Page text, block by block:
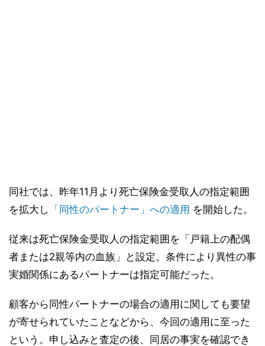
同社では、昨年11月より死亡保険金受取人の指定範囲
を拡大し 「同性のパートナー」への適用 を開始した。
従来は死亡保険金受取人の指定範囲を「戸籍上の配偶
者または2親等内の血族」と設定。条件により異性の事
実婚関係にあるパートナーは指定可能だった。
顧客から同性パートナーの場合の適用に関しても要望
が寄せられていたことなどから、今回の適用に至った
という。申し込みと査定の後、同居の事実を確認でき